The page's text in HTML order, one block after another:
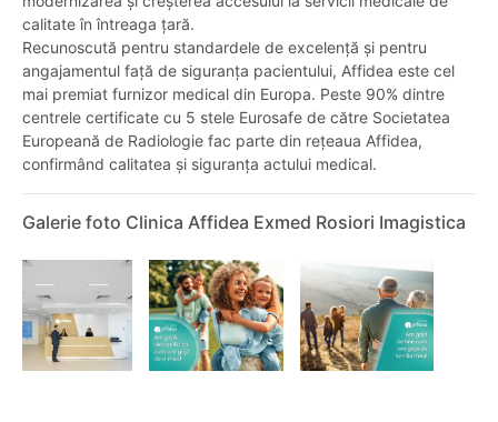
calitate în întreaga țară.
Recunoscută pentru standardele de excelență și pentru
angajamentul față de siguranța pacientului, Affidea este cel
mai premiat furnizor medical din Europa. Peste 90% dintre
centrele certificate cu 5 stele Eurosafe de către Societatea
Europeană de Radiologie fac parte din rețeaua Affidea,
confirmând calitatea și siguranța actului medical.
Galerie foto Clinica Affidea Exmed Rosiori Imagistica